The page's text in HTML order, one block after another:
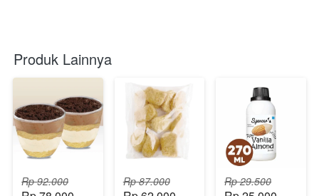
Produk Lainnya
Rp 92.000 Rp 87.000 Rp 29.500